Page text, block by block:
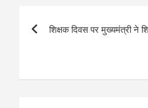
navigation
शिक्षक दिवस पर मुख्यमंत्री ने